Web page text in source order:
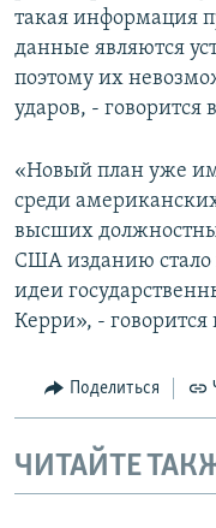
такая информация
данные являются
поэтому их
ударов, - говорится
«Новый план уже
среди
высших
США изданию стало
идеи
Керри», - говорится
Поделиться
ЧИТАЙТЕ